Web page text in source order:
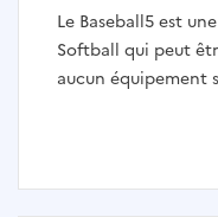
Le Baseball5 est
Softball qui peut
aucun équipement
dynamique dont